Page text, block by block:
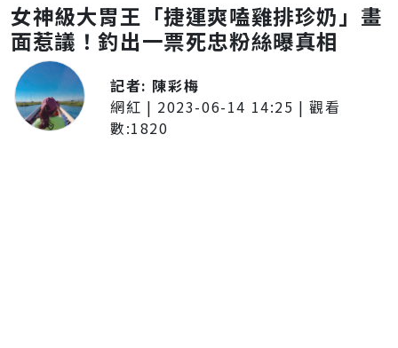
女神級大胃王「捷運爽嗑雞排珍奶」畫
面惹議！釣出一票死忠粉絲曝真相
記者: 陳彩梅
網紅 | 2023-06-14 14:25 | 觀看
數:1820